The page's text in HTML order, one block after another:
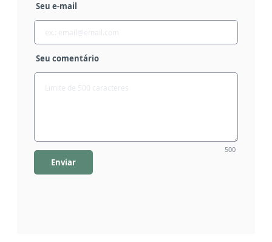
Seu e-mail
Seu comentário
500
Enviar